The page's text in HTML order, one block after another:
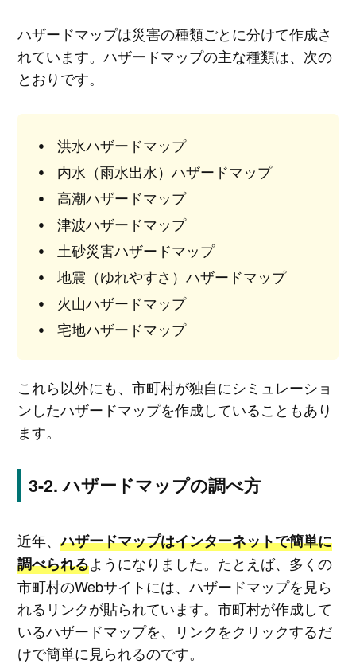
ハザードマップは災害の種類ごとに分けて作成さ
れています。ハザードマップの主な種類は、次の
とおりです。
洪水ハザードマップ
内水（雨水出水）ハザードマップ
高潮ハザードマップ
津波ハザードマップ
土砂災害ハザードマップ
地震（ゆれやすさ）ハザードマップ
火山ハザードマップ
宅地ハザードマップ
これら以外にも、市町村が独自にシミュレーショ
ンしたハザードマップを作成していることもあり
ます。
ハザードマップの調べ方
近年、ハザードマップはインターネットで簡単に
調べられるようになりました。たとえば、多くの
市町村のWebサイトには、ハザードマップを見ら
れるリンクが貼られています。市町村が作成して
いるハザードマップを、リンクをクリックするだ
けで簡単に見られるのです。